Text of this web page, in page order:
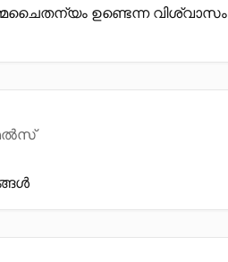
ഉണ്ടെന്ന വിശ്വാസം